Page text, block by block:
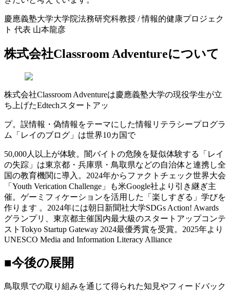
慶應義塾大学大学院法務研究科教授 / 情報的健康プロジェク
ト 代表 山本龍彦
株式会社Classroom Adventureについて
株式会社Classroom Adventureは慶應義塾大学の現役学生が立
ち上げたEdtechスタートアッ
プ。誤情報・偽情報をテーマにした情報リテラシープログラ
ム「レイのブログ」は世界10カ国で
50,000人以上が体験。闇バイトの危険を疑似体験する「レイ
の失踪」は東京都・兵庫県・鳥取県などの自治体と連携し全
国の教育機関に導入。2024年からファクトチェック世界大会
「Youth Verication Challenge」も米Google社より引き継ぎ主
催。ゲーミフィケーションを活用した「楽しすぎる」学びを
作ります 。2024年には朝日新聞社大学SDGs Action! Awards
グランプリ、東京都主催国内最大級のスタートアップコンテ
ストTokyo Startup Gateway 2024最優秀賞を受賞。2025年より
UNESCO Media and Information Literacy Alliance
■今後の展開
鳥取県での取り組みを通じて得られた知見やフィードバック